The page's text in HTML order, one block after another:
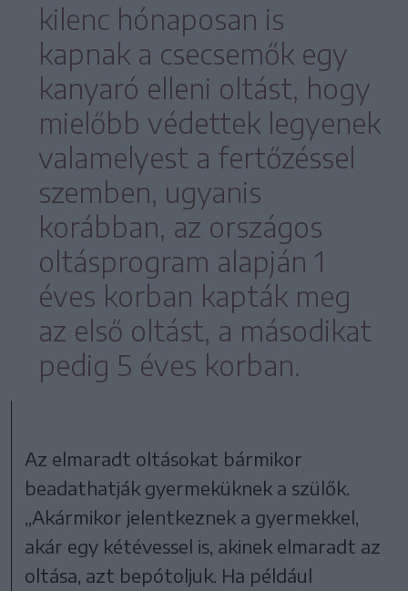
kilenc hónaposan is
kapnak a csecsemők egy
kanyaró elleni oltást, hogy
mielőbb védettek legyenek
valamelyest a fertőzéssel
szemben, ugyanis
korábban, az országos
oltásprogram alapján 1
éves korban kapták meg
az első oltást, a másodikat
pedig 5 éves korban.
Az elmaradt oltásokat bármikor
beadathatják gyermeküknek a szülők.
„Akármikor jelentkeznek a gyermekkel,
akár egy kétévessel is, akinek elmaradt az
oltása, azt bepótoljuk. Ha például